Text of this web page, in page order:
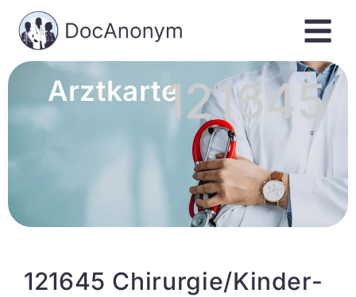
Arztkarte121645
121645 Chirurgie/Kinder-